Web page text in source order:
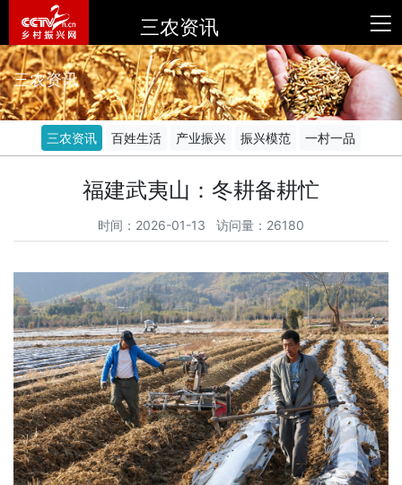
三农资讯
三农资讯
三农资讯 百姓生活 产业振兴 振兴模范 一村一品
福建武夷山：冬耕备耕忙
时间：2026-01-13 访问量：26180